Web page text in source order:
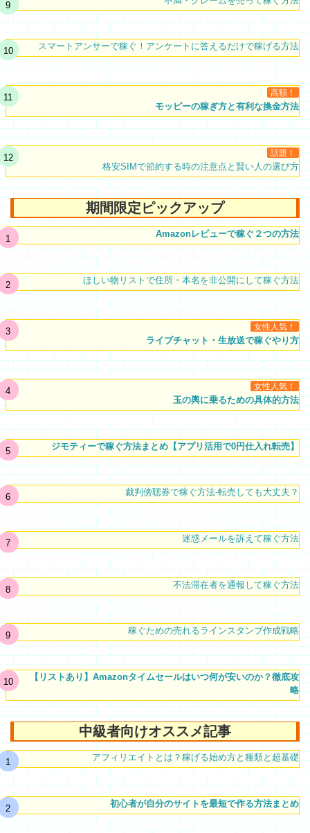
スマートアンサーで稼ぐ！アンケートに答えるだけで稼げる方法
高額！
モッピーの稼ぎ方と有利な換金方法
話題！
格安SIMで節約する時の注意点と賢い人の選び方
期間限定ピックアップ
Amazonレビューで稼ぐ２つの方法
ほしい物リストで住所・本名を非公開にして稼ぐ方法
女性人気！
ライブチャット・生放送で稼ぐやり方
女性人気！
玉の輿に乗るための具体的方法
ジモティーで稼ぐ方法まとめ【アプリ活用で0円仕入れ転売】
裁判傍聴券で稼ぐ方法-転売しても大丈夫？
迷惑メールを訴えて稼ぐ方法
不法滞在者を通報して稼ぐ方法
稼ぐための売れるラインスタンプ作成戦略
【リストあり】Amazonタイムセールはいつ何が安いのか？徹底攻
略
中級者向けオススメ記事
アフィリエイトとは？稼げる始め方と種類と超基礎
初心者が自分のサイトを最短で作る方法まとめ